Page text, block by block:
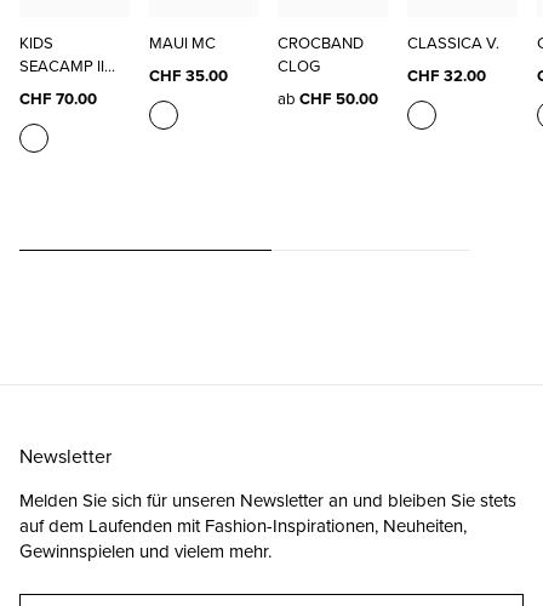
KIDS
SEACAMP II
CNX
CHF 70.00
MAUI MC
CHF 35.00
CROCBAND
CLOG
abCHF 50.00
CLASSICA V.
CHF 32.00
Newsletter
Melden Sie sich für unseren Newsletter an und bleiben Sie stets
auf dem Laufenden mit Fashion-Inspirationen, Neuheiten,
Gewinnspielen und vielem mehr.